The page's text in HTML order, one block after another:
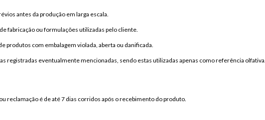
antes da produção em larga escala.
fabricação ou formulações utilizadas pelo cliente.
produtos com embalagem violada, aberta ou danificada.
registradas eventualmente mencionadas, sendo estas utilizadas apenas como referência olfativa.
reclamação é de até 7 dias corridos após o recebimento do produto.